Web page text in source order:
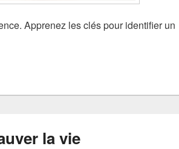
Apprenez les clés pour identifier un
la vie